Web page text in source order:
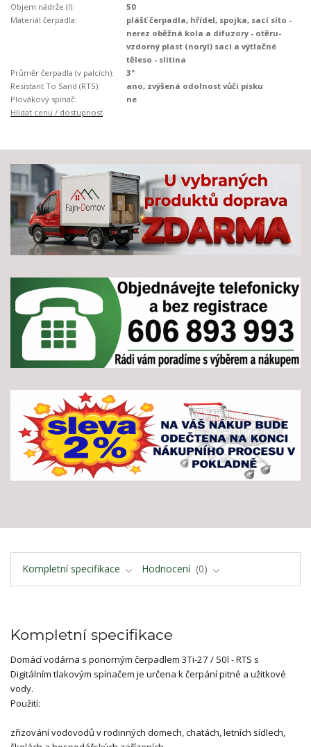
Objem nádrže (l):
50
Materiál čerpadla:
plášť čerpadla, hřídel, spojka, sací síto -
nerez oběžná kola a difuzory - otěru-
vzdorný plast (noryl) sací a výtlačné
těleso - slitina
Průměr čerpadla (v palcích):
3"
Resistant To Sand (RTS):
ano, zvýšená odolnost vůči písku
Plovákový spínač:
ne
Hlídat cenu / dostupnost
Kompletní specifikace Hodnocení 0
Kompletní specifikace
Domácí vodárna s ponorným čerpadlem 3Ti-27 / 50l - RTS s
Digitálním tlakovým spínačem je určena k čerpání pitné a užitkové
vody.
Použití:
zřizování vodovodů v rodinných domech, chatách, letních sídlech,